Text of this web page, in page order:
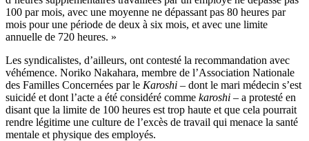
100 par mois, avec une moyenne ne dépassant pas 80 heures par
mois pour une période de deux à six mois, et avec une limite
annuelle de 720 heures. »
Les syndicalistes, d’ailleurs, ont contesté la recommandation avec
véhémence. Noriko Nakahara, membre de l’Association Nationale
des Familles Concernées par le Karoshi – dont le mari médecin s’est
suicidé et dont l’acte a été considéré comme karoshi – a protesté en
disant que la limite de 100 heures est trop haute et que cela pourrait
rendre légitime une culture de l’excès de travail qui menace la santé
mentale et physique des employés.